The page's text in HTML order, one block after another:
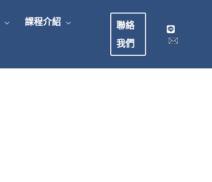
課程介紹
聯絡
我們